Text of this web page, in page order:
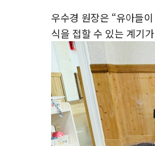
우수경 원장은 “유아들
식을 접할 수 있는 계기